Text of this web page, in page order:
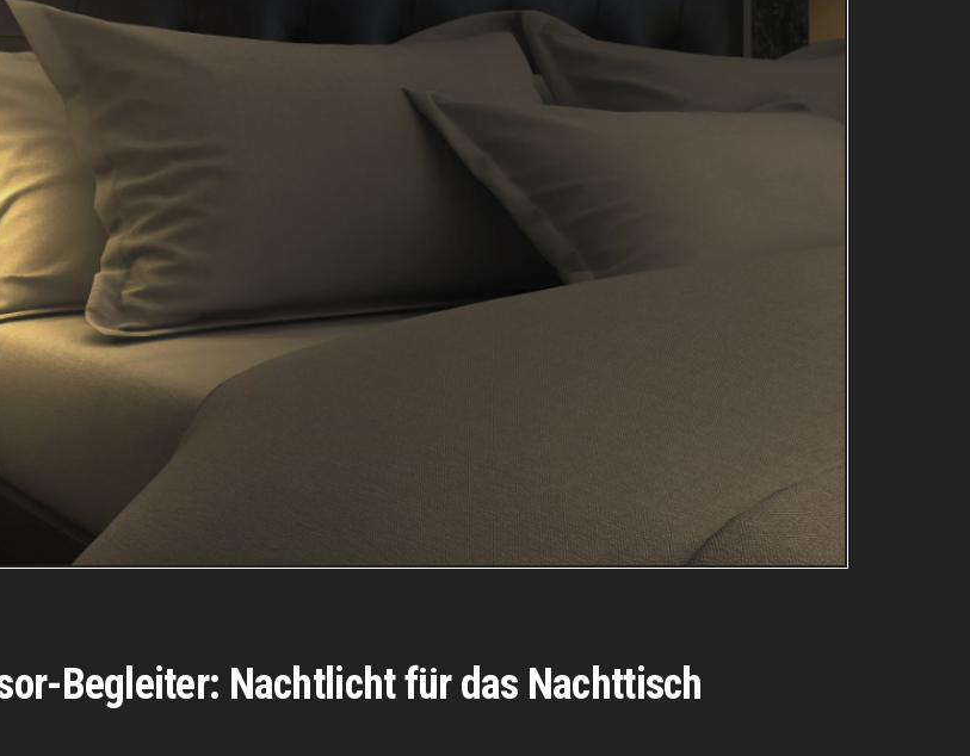
Begleiter: Nachtlicht für das Nachttisch